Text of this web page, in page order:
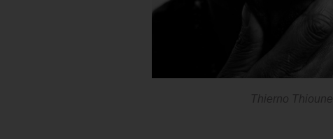
Thierno Thioune